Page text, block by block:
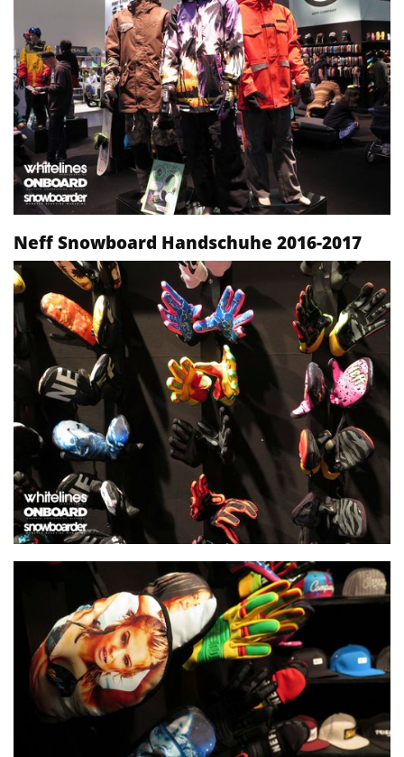
Neff Snowboard Handschuhe 2016-2017